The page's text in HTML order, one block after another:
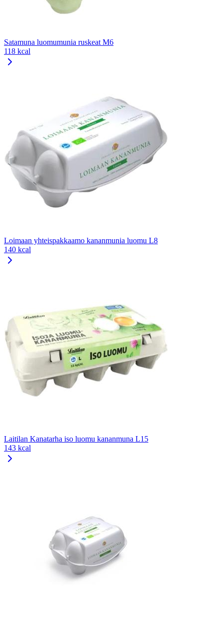
Satamuna luomumunia ruskeat M6
118 kcal
Loimaan yhteispakkaamo kananmunia luomu L8
140 kcal
Laitilan Kanatarha iso luomu kananmuna L15
143 kcal